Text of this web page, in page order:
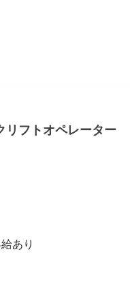
リフトオペレーター
あり